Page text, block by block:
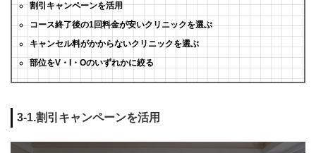
割引キャンペーンを活用
コース終了後の1回料金が安いクリニックを選ぶ
キャンセル料がかからないクリニックを選ぶ
部位をV・I・Oのいずれかに絞る
3-1.割引キャンペーンを活用